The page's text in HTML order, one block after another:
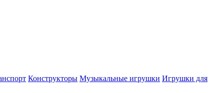
Конструкторы Музыкальные игрушки Игрушки для